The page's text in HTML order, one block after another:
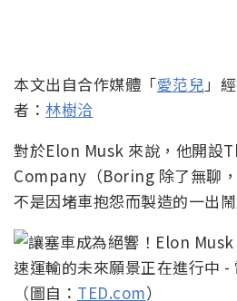
本文出自合作媒體「愛范兒」
者： 林樹洽
對於Elon Musk 來說，他開設
Company（Boring 除了無聊
不是因堵車抱怨而製造的一出鬧
（圖自： TED.com）